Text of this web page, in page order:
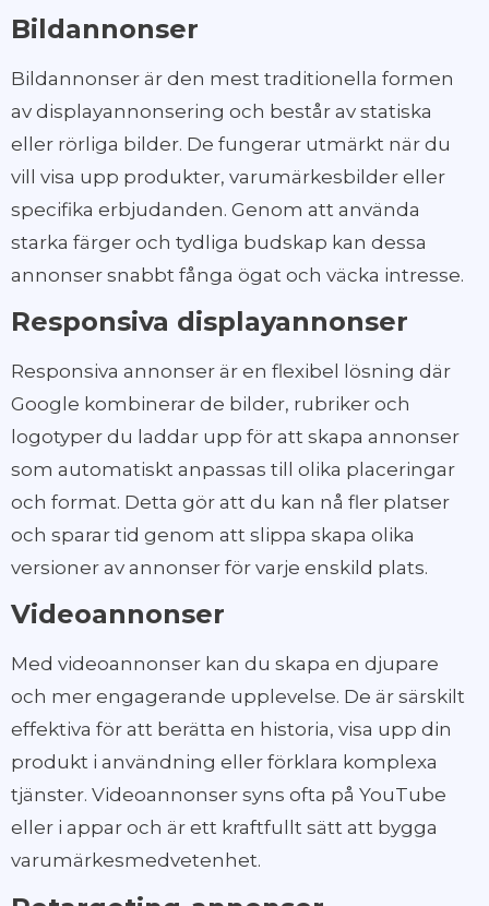
Bildannonser
Bildannonser är den mest traditionella formen
av displayannonsering och består av statiska
eller rörliga bilder. De fungerar utmärkt när du
vill visa upp produkter, varumärkesbilder eller
specifika erbjudanden. Genom att använda
starka färger och tydliga budskap kan dessa
annonser snabbt fånga ögat och väcka intresse.
Responsiva displayannonser
Responsiva annonser är en flexibel lösning där
Google kombinerar de bilder, rubriker och
logotyper du laddar upp för att skapa annonser
som automatiskt anpassas till olika placeringar
och format. Detta gör att du kan nå fler platser
och sparar tid genom att slippa skapa olika
versioner av annonser för varje enskild plats.
Videoannonser
Med videoannonser kan du skapa en djupare
och mer engagerande upplevelse. De är särskilt
effektiva för att berätta en historia, visa upp din
produkt i användning eller förklara komplexa
tjänster. Videoannonser syns ofta på YouTube
eller i appar och är ett kraftfullt sätt att bygga
varumärkesmedvetenhet.